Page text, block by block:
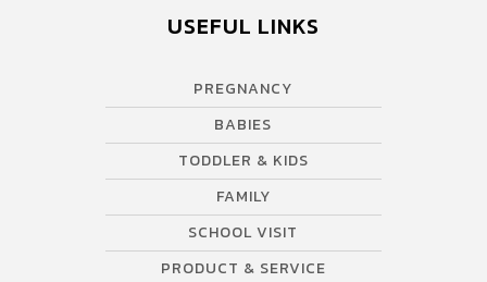
USEFUL LINKS
PREGNANCY
BABIES
TODDLER & KIDS
FAMILY
SCHOOL VISIT
PRODUCT & SERVICE